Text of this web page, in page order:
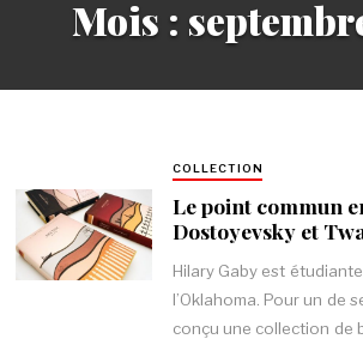
Mois :
COLLECTION
Le point commun
Dostoyevsky et
Hilary Gaby est
l’Oklahoma. Pour un de
conçu une collection de